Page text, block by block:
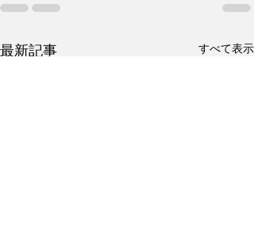
最新記事 すべて表示